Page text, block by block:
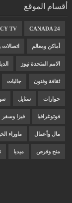
أقسام الموقع
CANADA 24
TV
أماكن ومعالم اتصالات
الامم المتحدة نيوز
ثقافة وفنون جاليات
حوارات ستايل
فوتوغرافيا فيزا وسفر
مال وأعمال ماوراء
منح وفرص ميديا